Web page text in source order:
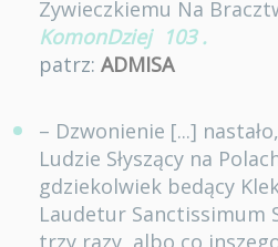
Zywieczkiemu Na
KomonDziej 103 .
patrz: ADMISA
– Dzwonienie [...]
Ludzie Słyszący na
gdziekolwiek bedący
Laudetur Sanctissimum
trzy razy, albo co